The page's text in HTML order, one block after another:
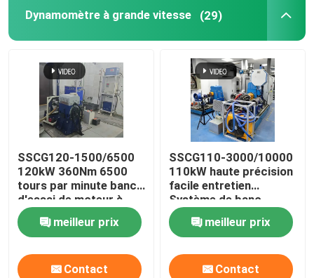
À la maison
Produits
Dynamomètre à grande vitesse (29)
SSCG120-1500/6500
120kW 360Nm 6500
tours par minute banc
d'essai de moteur à
essence refroidi à l'air
meilleur prix
Contact
SSCG110-3000/10000
110kW haute précision
facile entretien
Système de banc
d'essai de
dynamomètre
électrique pour tester
les performances du
moteur
meilleur prix
Contact